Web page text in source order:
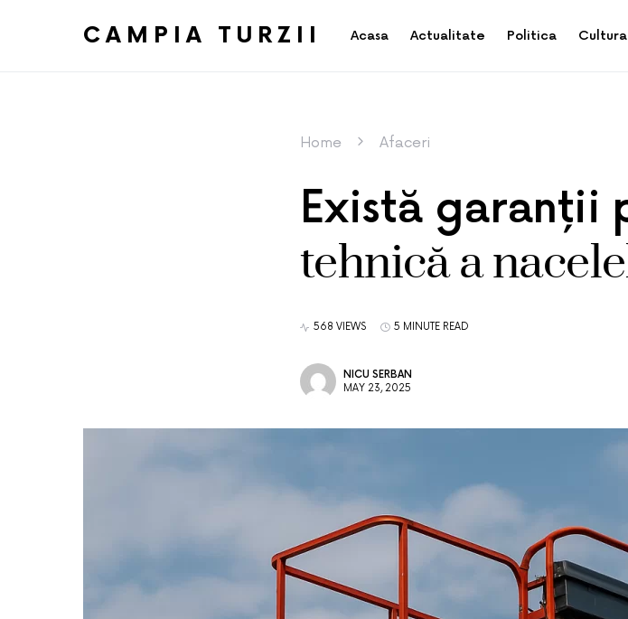
CAMPIA TURZII Acasa Actualitate Politica Cultura
Home Afaceri
Există garanții
tehnică a
568 VIEWS 5 MINUTE READ
NICU SERBAN
MAY 23, 2025